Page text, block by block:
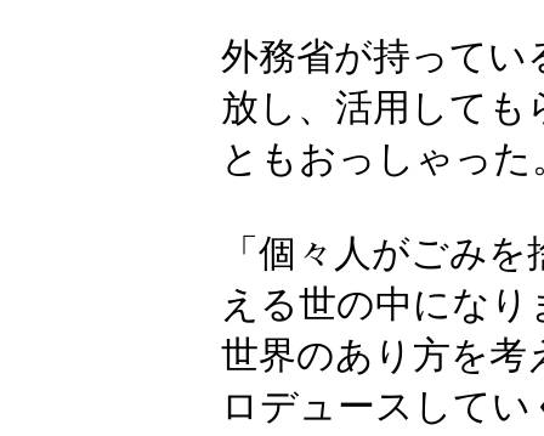
外務省が持って
放し、活用しても
ともおっしゃった
「個々人がごみ
える世の中にな
世界のあり方を考
ロデュースして